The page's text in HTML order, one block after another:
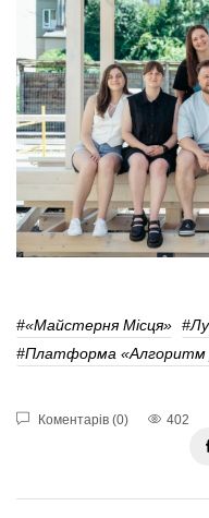
#«Майстерня Місця»
#Платформа «Алгоритм
Коментарів (0) 402